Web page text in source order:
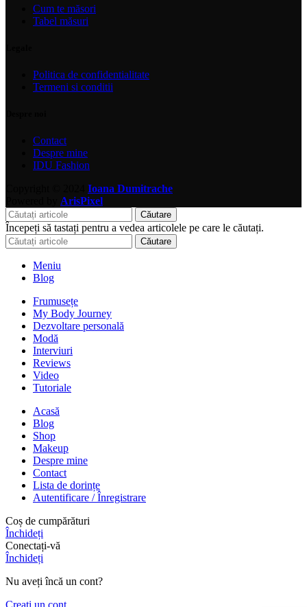
Cum te măsori
Tabel măsuri
Politica de confidentialitate
Termeni si conditii
Contact
Despre mine
IDU Fashion
Ioana Dumitrache
ArisPixel
Căutare
Începeți să tastați pentru a vedea articolele pe care le căutați.
Căutare
Meniu
Blog
Frumusețe
My Body Journey
Dezvoltare personală
Modă
Interviuri
Reviews
Video
Tutoriale
Acasă
Blog
Shop
Makeup
Despre mine
Contact
Lista de dorințe
Autentificare / Înregistrare
Coș de cumpărături
Închideți
Conectați-vă
Închideți
Nu aveți încă un cont?